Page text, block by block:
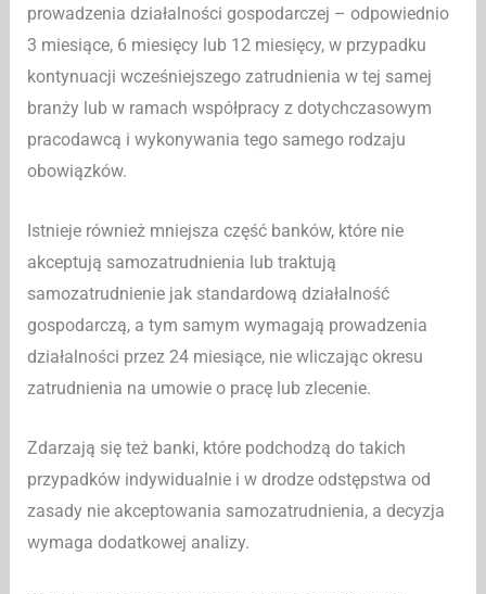
prowadzenia działalności gospodarczej – odpowiednio
3 miesiące, 6 miesięcy lub 12 miesięcy, w przypadku
kontynuacji wcześniejszego zatrudnienia w tej samej
branży lub w ramach współpracy z dotychczasowym
pracodawcą i wykonywania tego samego rodzaju
obowiązków.
Istnieje również mniejsza część banków, które nie
akceptują samozatrudnienia lub traktują
samozatrudnienie jak standardową działalność
gospodarczą, a tym samym wymagają prowadzenia
działalności przez 24 miesiące, nie wliczając okresu
zatrudnienia na umowie o pracę lub zlecenie.
Zdarzają się też banki, które podchodzą do takich
przypadków indywidualnie i w drodze odstępstwa od
zasady nie akceptowania samozatrudnienia, a decyzja
wymaga dodatkowej analizy.